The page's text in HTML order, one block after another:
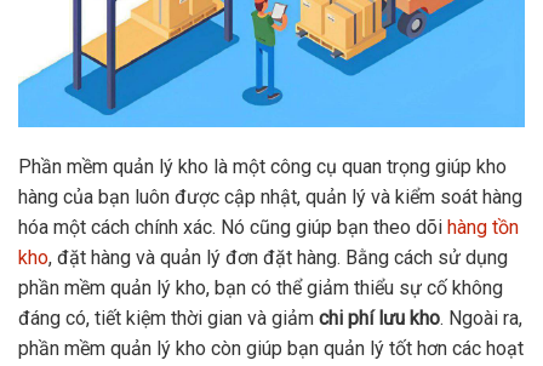
Phần mềm quản lý kho là một công cụ quan trọng giúp kho
hàng của bạn luôn được cập nhật, quản lý và kiểm soát hàng
hóa một cách chính xác. Nó cũng giúp bạn theo dõi hàng tồn
kho, đặt hàng và quản lý đơn đặt hàng. Bằng cách sử dụng
phần mềm quản lý kho, bạn có thể giảm thiểu sự cố không
đáng có, tiết kiệm thời gian và giảm chi phí lưu kho. Ngoài ra,
phần mềm quản lý kho còn giúp bạn quản lý tốt hơn các hoạt